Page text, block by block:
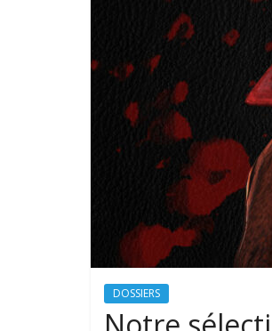
DOSSIERS